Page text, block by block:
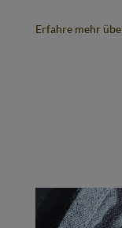
Erfahre mehr